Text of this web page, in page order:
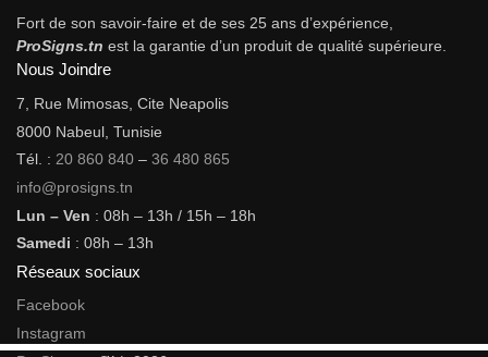
Fort de son savoir-faire et de ses 25 ans d’expérience,
ProSigns.tn est la garantie d’un produit de qualité supérieure.
Nous Joindre
7, Rue Mimosas, Cite Neapolis
8000 Nabeul, Tunisie
Tél. : 20 860 840 – 36 480 865
info@prosigns.tn
Lun – Ven : 08h – 13h / 15h – 18h
Samedi : 08h – 13h
Réseaux sociaux
Facebook
Instagram